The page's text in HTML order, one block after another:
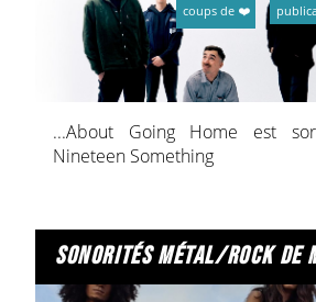
coups de ❤️
...About Going Home est
Nineteen Something
sonorités métal/rock de